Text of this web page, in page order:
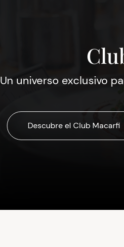
Un universo exclusivo
Descubre el Club Macarfi